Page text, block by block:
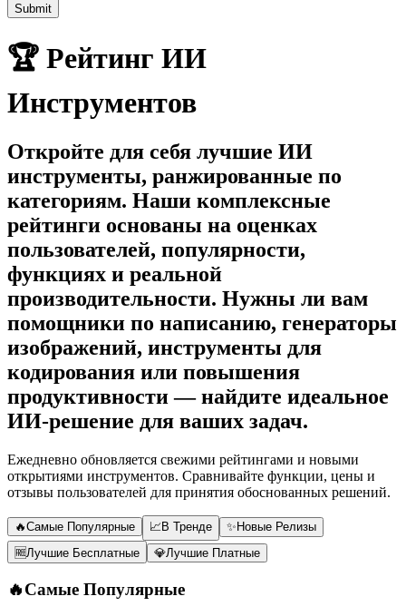
Submit
🏆 Рейтинг ИИ
Инструментов
Откройте для себя лучшие ИИ
инструменты, ранжированные по
категориям. Наши комплексные
рейтинги основаны на оценках
пользователей, популярности,
функциях и реальной
производительности. Нужны ли вам
помощники по написанию, генераторы
изображений, инструменты для
кодирования или повышения
продуктивности — найдите идеальное
ИИ-решение для ваших задач.
Ежедневно обновляется свежими рейтингами и новыми
открытиями инструментов. Сравнивайте функции, цены и
отзывы пользователей для принятия обоснованных решений.
🔥Самые Популярные 📈В Тренде ✨Новые Релизы
🆓Лучшие Бесплатные 💎Лучшие Платные
🔥Самые Популярные